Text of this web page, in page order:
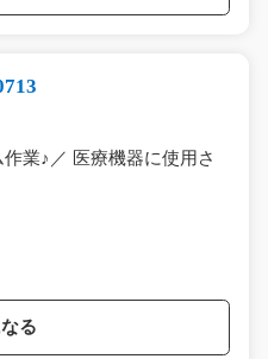
業♪／ 医療機器に使用さ
る